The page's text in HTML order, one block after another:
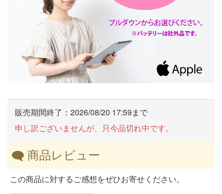
販売期間終了：2026/08/20 17:59まで
申し訳ございませんが、只今品切れ中です。
商品レビュー
この商品に対するご感想をぜひお寄せください。